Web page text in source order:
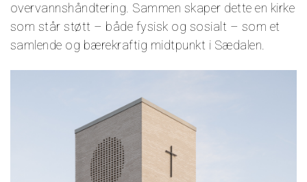
overvannshåndtering. Sammen skaper dette en kirke
som står støtt – både fysisk og sosialt – som et
samlende og bærekraftig midtpunkt i Sædalen.